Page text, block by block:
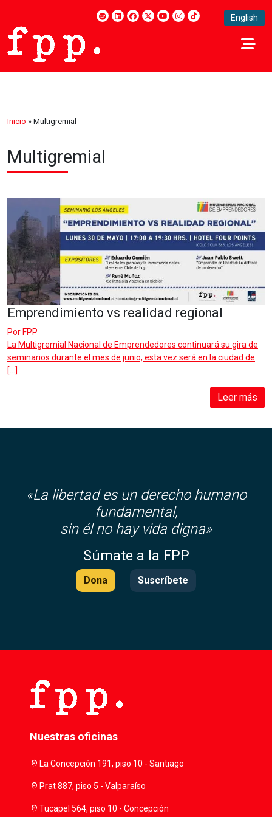
English
Inicio » Multigremial
Multigremial
Emprendimiento vs realidad regional
Por FPP
La Multigremial Nacional de Emprendedores continuará su gira de
seminarios durante el mes de junio, esta vez será en la ciudad de
[…]
Leer más
«La libertad es un derecho humano
fundamental,
sin él no hay vida digna»
Súmate a la FPP
Dona Suscríbete
Nuestras oficinas
location_onLa Concepción 191, piso 10 - Santiago
location_onPrat 887, piso 5 - Valparaíso
location_onTucapel 564, piso 10 - Concepción